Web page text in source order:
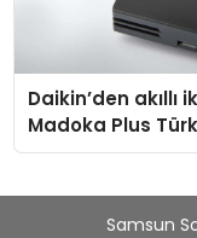
Daikin’den
Madoka Plus
Samsun